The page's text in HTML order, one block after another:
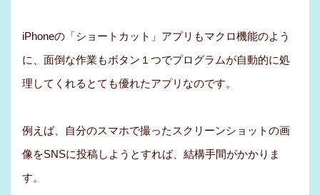
iPhoneの「ショートカット」アプリもマクロ機能のよう
に、面倒な作業もボタン１つでプログラムが自動的に処
理してくれるとても優れたアプリなのです。
例えば、自分のスマホで撮ったスクリーンショットの画
像をSNSに投稿しようとすれば、結構手間がかかりま
す。